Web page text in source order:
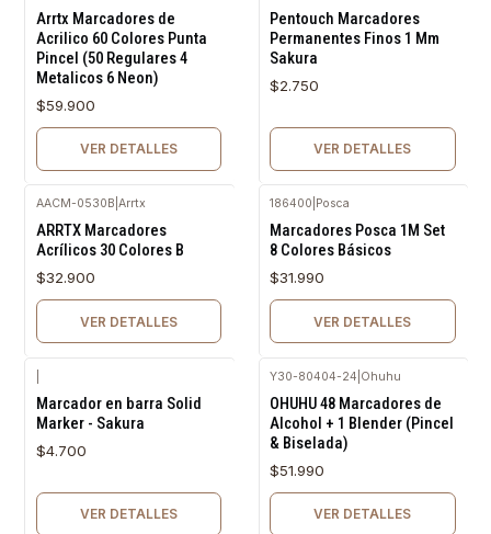
Arrtx Marcadores de
Acrilico 60 Colores Punta
Pincel (50 Regulares 4
Metalicos 6 Neon)
$59.900
VER DETALLES
Pentouch Marcadores
Permanentes Finos 1 Mm
Sakura
$2.750
VER DETALLES
AACM-0530B Arrtx
ARRTX Marcadores
Acrílicos 30 Colores B
$32.900
VER DETALLES
186400 Posca
Marcadores Posca 1M Set
8 Colores Básicos
$31.990
VER DETALLES
Marcador en barra Solid
Marker - Sakura
$4.700
VER DETALLES
Y30-80404-24 Ohuhu
OHUHU 48 Marcadores de
Alcohol + 1 Blender (Pincel
& Biselada)
$51.990
VER DETALLES